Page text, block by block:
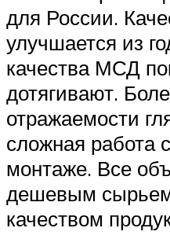
для России.
улучшается из
качества МСД
дотягивают.
отражаемости
сложная работа
монтаже. Все
дешевым сырьем
качеством